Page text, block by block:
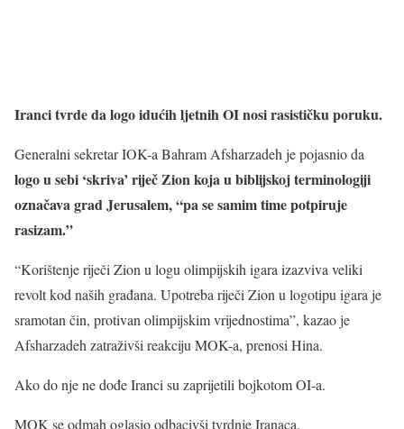
Iranci tvrde da logo idućih ljetnih OI nosi rasističku poruku.
Generalni sekretar IOK-a Bahram Afsharzadeh je pojasnio da
logo u sebi ‘skriva’ riječ Zion koja u biblijskoj terminologiji
označava grad Jerusalem, “pa se samim time potpiruje
rasizam.”
“Korištenje riječi Zion u logu olimpijskih igara izazviva veliki
revolt kod naših građana. Upotreba riječi Zion u logotipu igara je
sramotan čin, protivan olimpijskim vrijednostima”, kazao je
Afsharzadeh zatraživši reakciju MOK-a, prenosi Hina.
Ako do nje ne dođe Iranci su zaprijetili bojkotom OI-a.
MOK se odmah oglasio odbacivši tvrdnje Iranaca.